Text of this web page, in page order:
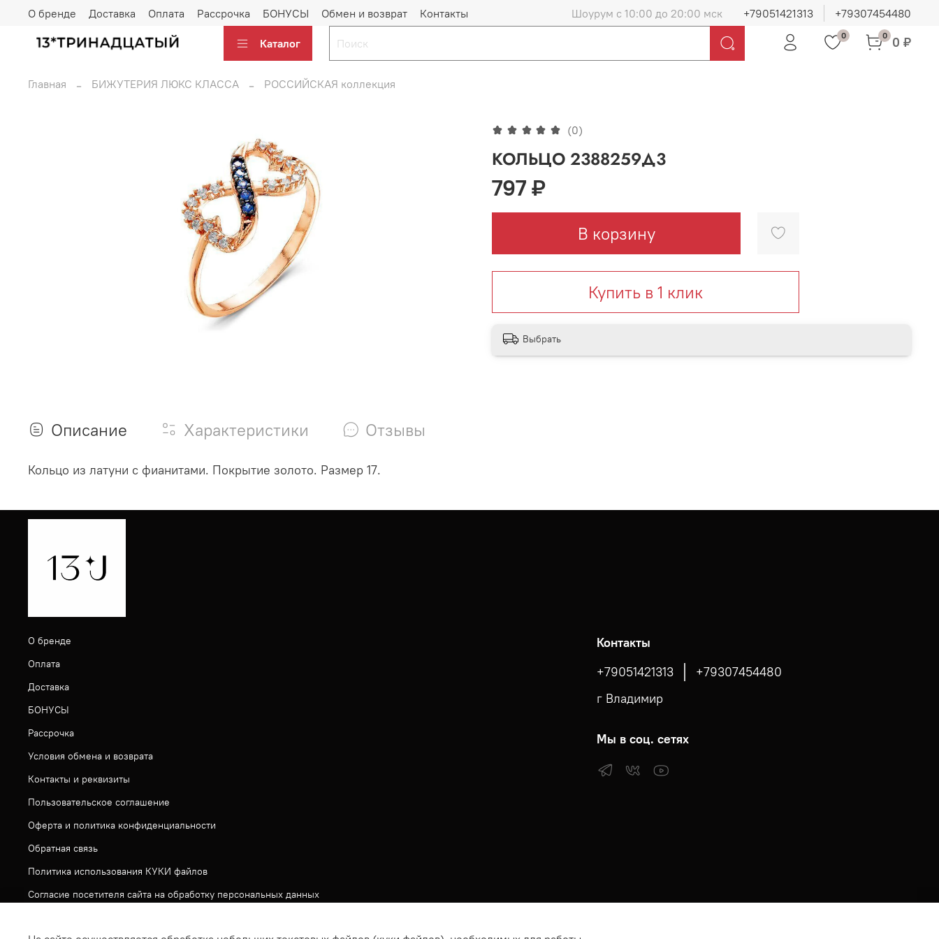
О бренде Доставка Оплата Рассрочка БОНУСЫ Обмен и возврат Контакты Шоурум с 10:00 до 20:00 мск +79051421313 +79307454480
Каталог
0 0 0 ₽
Главная БИЖУТЕРИЯ ЛЮКС КЛАССА РОССИЙСКАЯ коллекция
(0)
КОЛЬЦО 2388259Д3
797 ₽
В корзину
Купить в 1 клик
Выбрать
Описание Характеристики Отзывы
Кольцо из латуни с фианитами. Покрытие золото. Размер 17.
О бренде
Оплата
Доставка
БОНУСЫ
Рассрочка
Условия обмена и возврата
Контакты и реквизиты
Пользовательское соглашение
Оферта и политика конфиденциальности
Обратная связь
Политика использования КУКИ файлов
Согласие посетителя сайта на обработку персональных данных
Контакты
+79051421313
+79307454480
г Владимир
Мы в соц. сетях